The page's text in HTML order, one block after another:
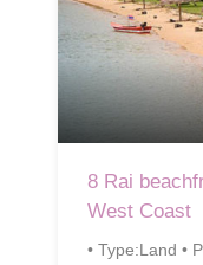
8 Rai
West Coast
• Type:Land •